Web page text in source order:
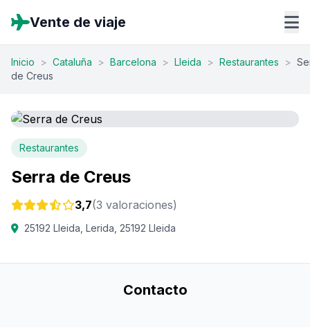
Vente de viaje
Inicio > Cataluña > Barcelona > Lleida > Restaurantes >
de Creus
Restaurantes
Serra de Creus
3,7(3 valoraciones)
25192 Lleida, Lerida, 25192 Lleida
Contacto